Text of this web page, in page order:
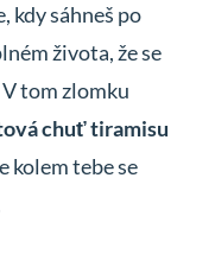
kdy sáhneš po
života, že se
tom zlomku
chuť tiramisu
kolem tebe se